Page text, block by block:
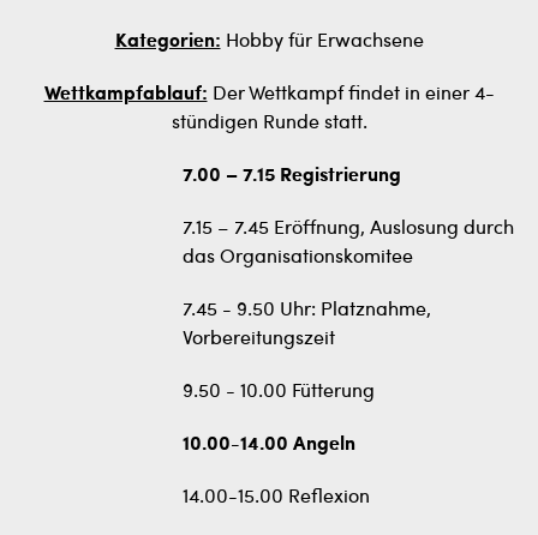
Kategorien: Hobby für Erwachsene
Wettkampfablauf: Der Wettkampf findet in einer 4-
stündigen Runde statt.
7.00 – 7.15 Registrierung
7.15 – 7.45 Eröffnung, Auslosung durch
das Organisationskomitee
7.45 - 9.50 Uhr: Platznahme,
Vorbereitungszeit
9.50 - 10.00 Fütterung
10.00-14.00 Angeln
14.00-15.00 Reflexion